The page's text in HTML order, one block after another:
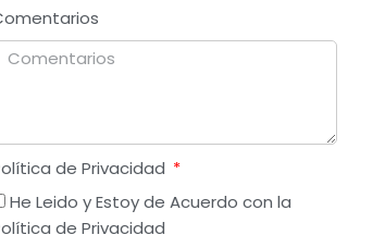
de Privacidad
He Leido y Estoy de Acuerdo con la
de Privacidad